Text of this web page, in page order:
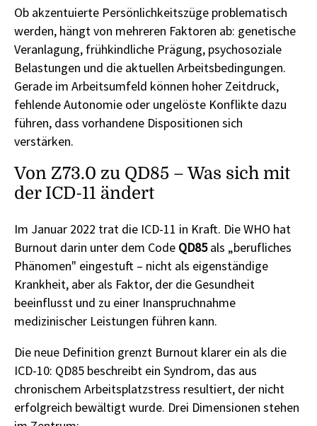
Ob akzentuierte Persönlichkeitszüge problematisch
werden, hängt von mehreren Faktoren ab: genetische
Veranlagung, frühkindliche Prägung, psychosoziale
Belastungen und die aktuellen Arbeitsbedingungen.
Gerade im Arbeitsumfeld können hoher Zeitdruck,
fehlende Autonomie oder ungelöste Konflikte dazu
führen, dass vorhandene Dispositionen sich
verstärken.
Von Z73.0 zu QD85 – Was sich mit
der ICD-11 ändert
Im Januar 2022 trat die ICD-11 in Kraft. Die WHO hat
Burnout darin unter dem Code QD85als „berufliches
Phänomen" eingestuft – nicht als eigenständige
Krankheit, aber als Faktor, der die Gesundheit
beeinflusst und zu einer Inanspruchnahme
medizinischer Leistungen führen kann.
Die neue Definition grenzt Burnout klarer ein als die
ICD-10: QD85 beschreibt ein Syndrom, das aus
chronischem Arbeitsplatzstress resultiert, der nicht
erfolgreich bewältigt wurde. Drei Dimensionen stehen